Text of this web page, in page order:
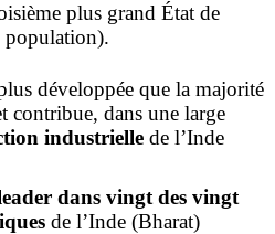
plus grand État de
population).
développée que la majorité
contribue, dans une large
industrielle de l’Inde
dans vingt des vingt
de l’Inde (Bharat)